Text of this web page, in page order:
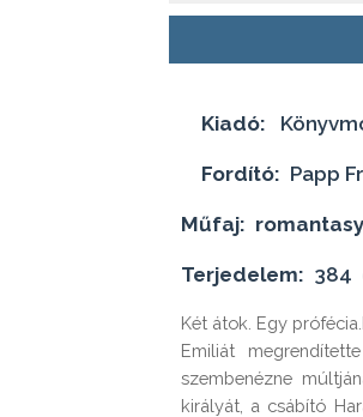
Kiadó:
Fordító: Papp
Műfaj:
Terjedelem: 384
Két ​átok. Egy
Emiliát
szembenézne
királyát, a csábító